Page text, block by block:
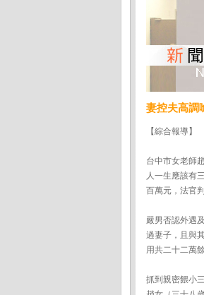
妻控夫高調
【綜合報導】
台中市女老師
人一生應該有
百萬元，法官
嚴男否認外遇
過妻子，且與
用共二十二萬餘
抓到親密餵小三